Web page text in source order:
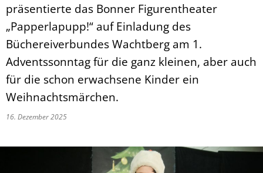
präsentierte das Bonner Figurentheater
„Papperlapupp!“ auf Einladung des
Büchereiverbundes Wachtberg am 1.
Adventssonntag für die ganz kleinen, aber auch
für die schon erwachsene Kinder ein
Weihnachtsmärchen.
16. Dezember 2025